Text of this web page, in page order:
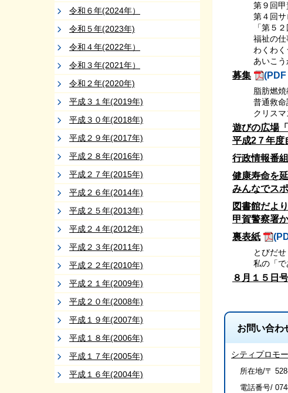
令和６年(2024年）
令和５年(2023年)
令和４年(2022年）
令和３年(2021年）
令和２年(2020年)
平成３１年(2019年)
平成３０年(2018年)
平成２９年(2017年)
平成２８年(2016年)
平成２７年(2015年)
平成２６年(2014年)
平成２５年(2013年)
平成２４年(2012年)
平成２３年(2011年)
平成２２年(2010年)
平成２１年(2009年)
平成２０年(2008年)
平成１９年(2007年)
平成１８年(2006年)
平成１７年(2005年)
平成１６年(2004年)
第９回
第４回
「第５
福祉の
わくわ
あいこ
募集
脂肪燃
普通救
クリス
遊びの広場
平成2７年度
行政情報番
健康寿命を
みんなでス
図書館だよ
甲賀警察署
裏表紙
とびだ
私の「で
８月１５日
お問い合わ
シティプロモ
所在地/〒
電話番号/